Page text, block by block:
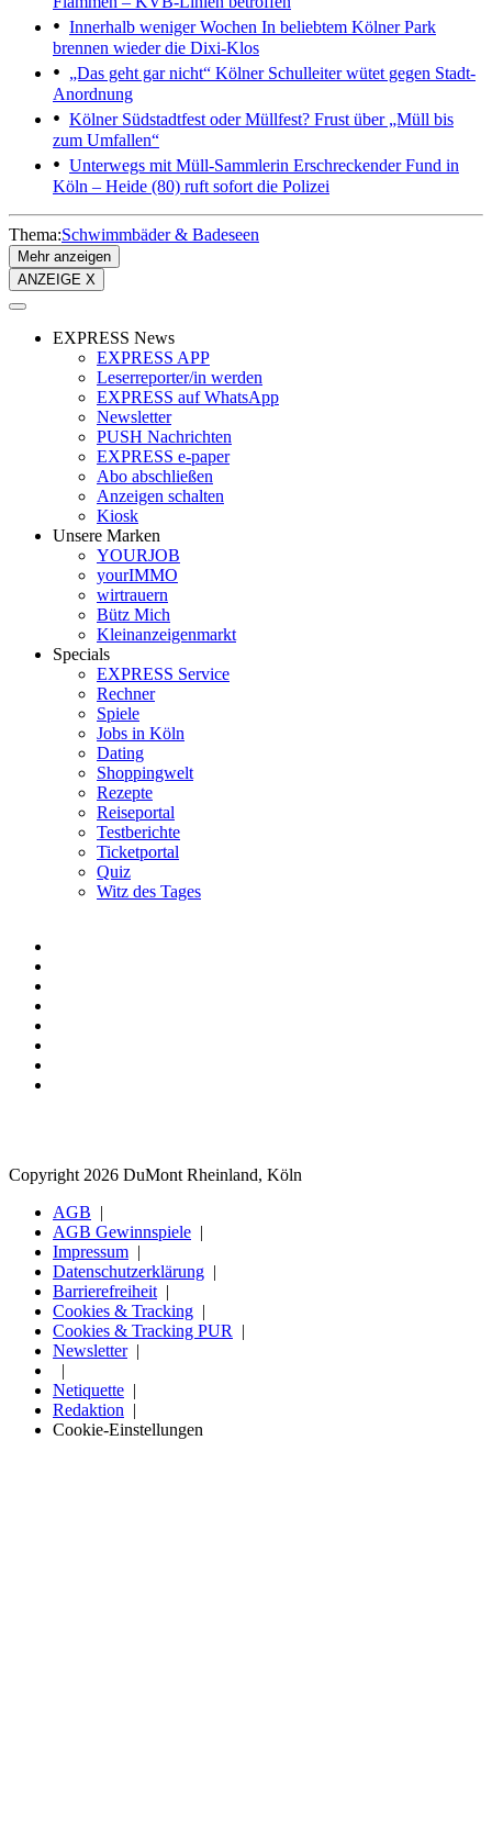
Innerhalb weniger Wochen In beliebtem Kölner Park
brennen wieder die Dixi-Klos
„Das geht gar nicht“ Kölner Schulleiter wütet gegen Stadt-
Anordnung
Kölner Südstadtfest oder Müllfest? Frust über „Müll bis
zum Umfallen“
Unterwegs mit Müll-Sammlerin Erschreckender Fund in
Köln – Heide (80) ruft sofort die Polizei
Thema:Schwimmbäder & Badeseen
Mehr anzeigen
ANZEIGE X
EXPRESS News
EXPRESS APP
Leserreporter/in werden
EXPRESS auf WhatsApp
Newsletter
PUSH Nachrichten
EXPRESS e-paper
Abo abschließen
Anzeigen schalten
Kiosk
Unsere Marken
YOURJOB
yourIMMO
wirtrauern
Bütz Mich
Kleinanzeigenmarkt
Specials
EXPRESS Service
Rechner
Spiele
Jobs in Köln
Dating
Shoppingwelt
Rezepte
Reiseportal
Testberichte
Ticketportal
Quiz
Witz des Tages
Copyright 2026 DuMont Rheinland, Köln
AGB
AGB Gewinnspiele
Impressum
Datenschutzerklärung
Barrierefreiheit
Cookies & Tracking
Cookies & Tracking PUR
Newsletter
Netiquette
Redaktion
Cookie-Einstellungen